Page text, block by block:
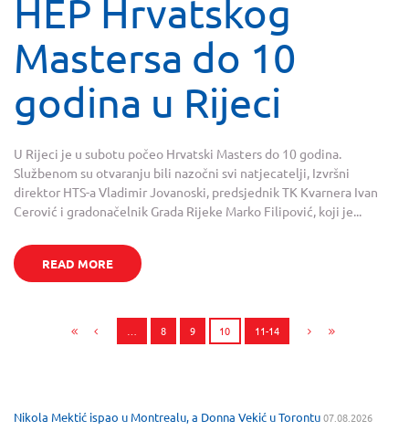
HEP Hrvatskog
Mastersa do 10
godina u Rijeci
U Rijeci je u subotu počeo Hrvatski Masters do 10 godina.
Službenom su otvaranju bili nazočni svi natjecatelji, Izvršni
direktor HTS-a Vladimir Jovanoski, predsjednik TK Kvarnera Ivan
Cerović i gradonačelnik Grada Rijeke Marko Filipović, koji je...
READ MORE
8 9 10 11-14
Nikola Mektić ispao u Montrealu, a Donna Vekić u Torontu07.08.2026